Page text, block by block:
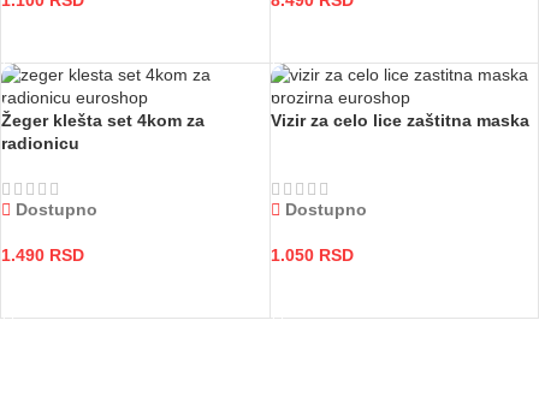
Žeger klešta set 4kom za
radionicu
Dostupno
1.490 RSD
Vizir za celo lice zaštitna maska
Dostupno
1.050 RSD